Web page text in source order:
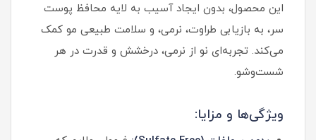
این محصول، بدون ایجاد آسیب به لایه محافظ پوست
سر، به بازیابی طراوت، نرمی، و سلامت طبیعی مو کمک
می‌کند. تجربه‌ای نو از نرمی، درخشش و قدرت در هر
شست‌وشو.
ویژگی‌ها و مزایا: